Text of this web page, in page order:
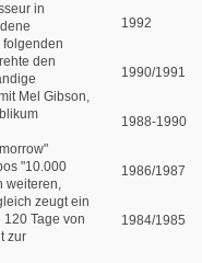
in
folgenden
den
Mel Gibson,
"10.000
weiteren,
zeugt ein
120 Tage von
zur
1992
1990/1991
1988-1990
1986/1987
1984/1985